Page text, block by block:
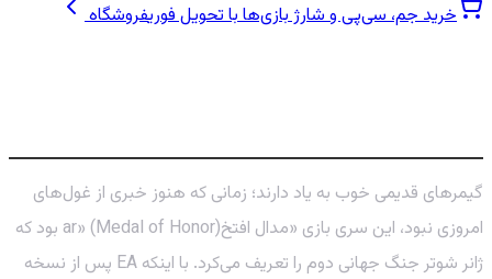
خرید جم، سی‌پی و شارژ بازی‌ها با تحویل فوریفروشگاه
گیمرهای قدیمی خوب به یاد دارند؛ زمانی که هنوز خبری از غول‌های
امروزی نبود، این سری بازی «مدال افتخar» (Medal of Honor) بود که
ژانر شوتر جنگ جهانی دوم را تعریف می‌کرد. با اینکه EA پس از نسخه